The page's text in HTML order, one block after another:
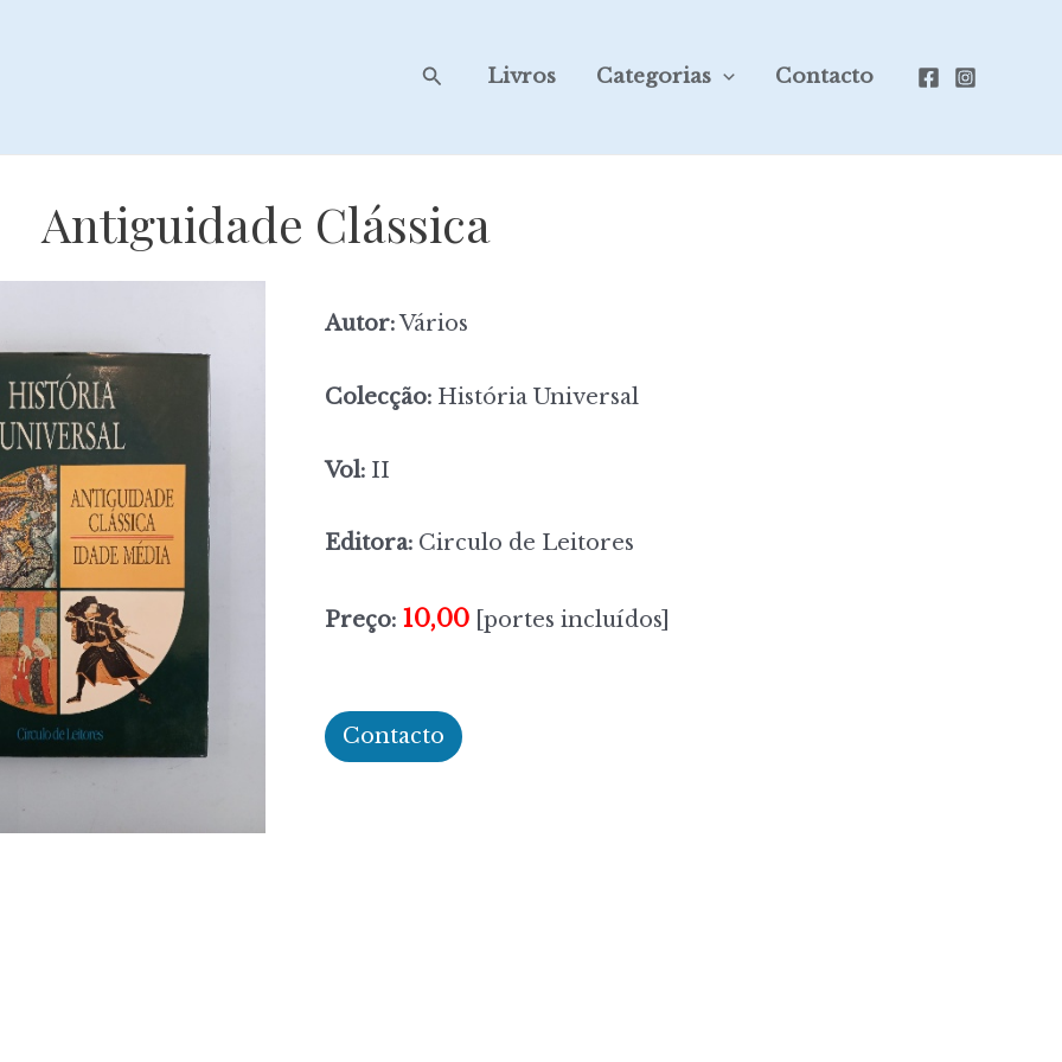
SearchLivros Categorias Contacto
Antiguidade Clássica
Autor:Vários
Colecção: História Universal
Vol: II
Editora: Circulo de Leitores
Preço: 10,00 [portes incluídos]
Contacto